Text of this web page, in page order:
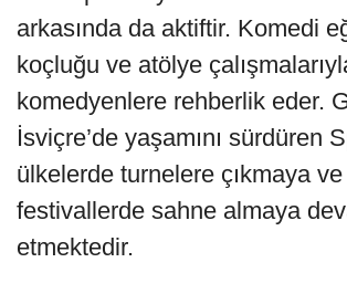
arkasında da aktiftir. Komedi
koçluğu ve atölye
komedyenlere rehberlik eder.
İsviçre’de yaşamını sürdüren
ülkelerde turnelere çıkmaya ve
festivallerde sahne almaya
etmektedir.